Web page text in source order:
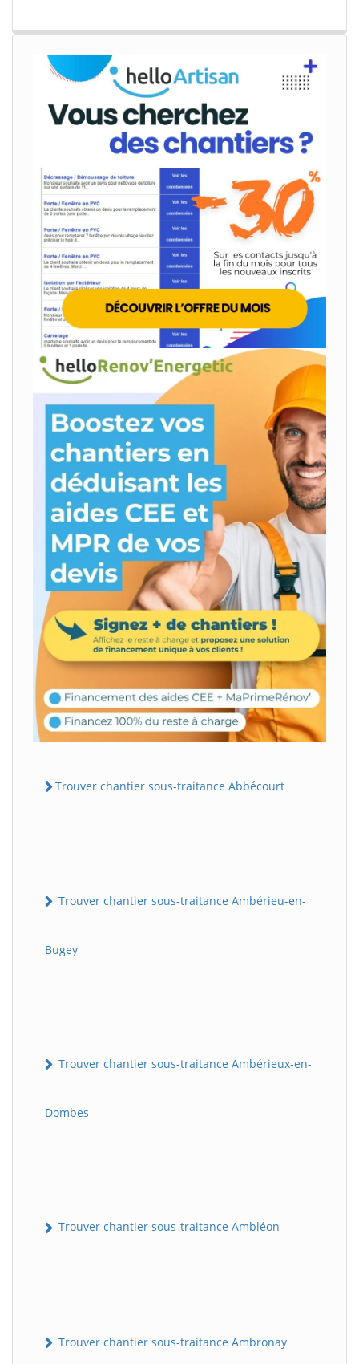
Trouver chantier sous-traitance Abbécourt
Trouver chantier sous-traitance Ambérieu-en-
Bugey
Trouver chantier sous-traitance Ambérieux-en-
Dombes
Trouver chantier sous-traitance Ambléon
Trouver chantier sous-traitance Ambronay